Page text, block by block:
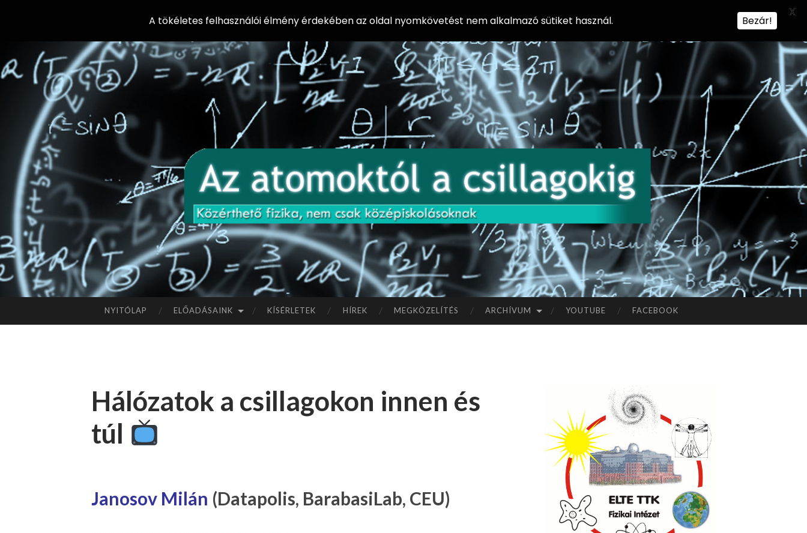
AZ
AT
OM
OK
TÓ
L A
AG
Előadássorozat
középiskolásoknak
az ELTE
Természettudományi
Kar Fizikai
Intézetében
A
NYITÓLAP ELŐADÁSAINK KÍSÉRLETEK HÍREK MEGKÖZELÍTÉS ARCHÍVUM YOUTUBE FACEBOOK
Hálózatok a csillagokon innen és
túl
Janosov Milán (Datapolis, BarabasiLab, CEU)
A tökéletes felhasználói élmény érdekében az oldal nyomkövetést nem alkalmazó sütiket használ. Bezár!
X